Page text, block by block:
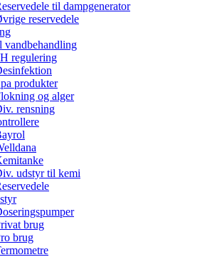
til dampgenerator
reservedele
vandbehandling
regulering
produkter
og alger
rensning
udstyr til kemi
brug
brug